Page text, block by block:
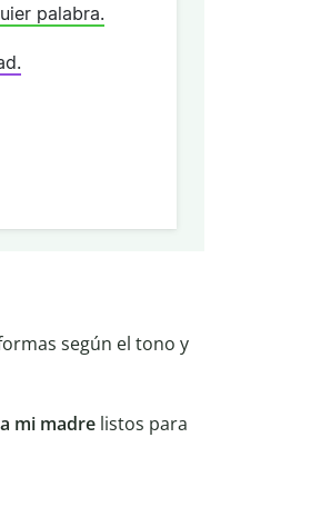
palabra.
según el tono y
mi madre listos para